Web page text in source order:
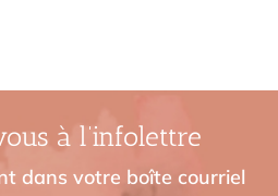
à l’infolettre
dans votre boîte courriel